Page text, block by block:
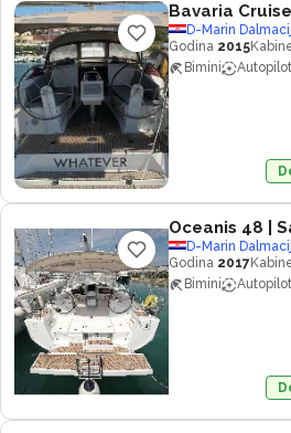
Bavaria
D-Marin
Godina 2015
Bimini
Autopilot
Oceanis 48 |
D-Marin
Godina 2017
Bimini
Autopilot